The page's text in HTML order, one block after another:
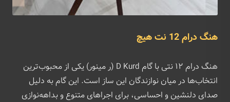
هنگ درام 12 نت هیچ
هنگ درام ۱۲ نتی با گام D Kurd (ر مینور) یکی از محبوب‌ترین
انتخاب‌ها در میان نوازندگان این ساز است. این گام به دلیل
صدای دلنشین و احساسی، برای اجراهای متنوع و بداهه‌نوازی